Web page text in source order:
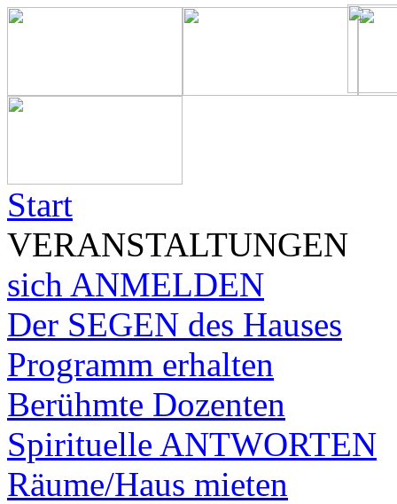
Start
VERANSTALTUNGEN
sich ANMELDEN
Der SEGEN des Hauses
Programm erhalten
Berühmte Dozenten
Spirituelle ANTWORTEN
Räume/Haus mieten